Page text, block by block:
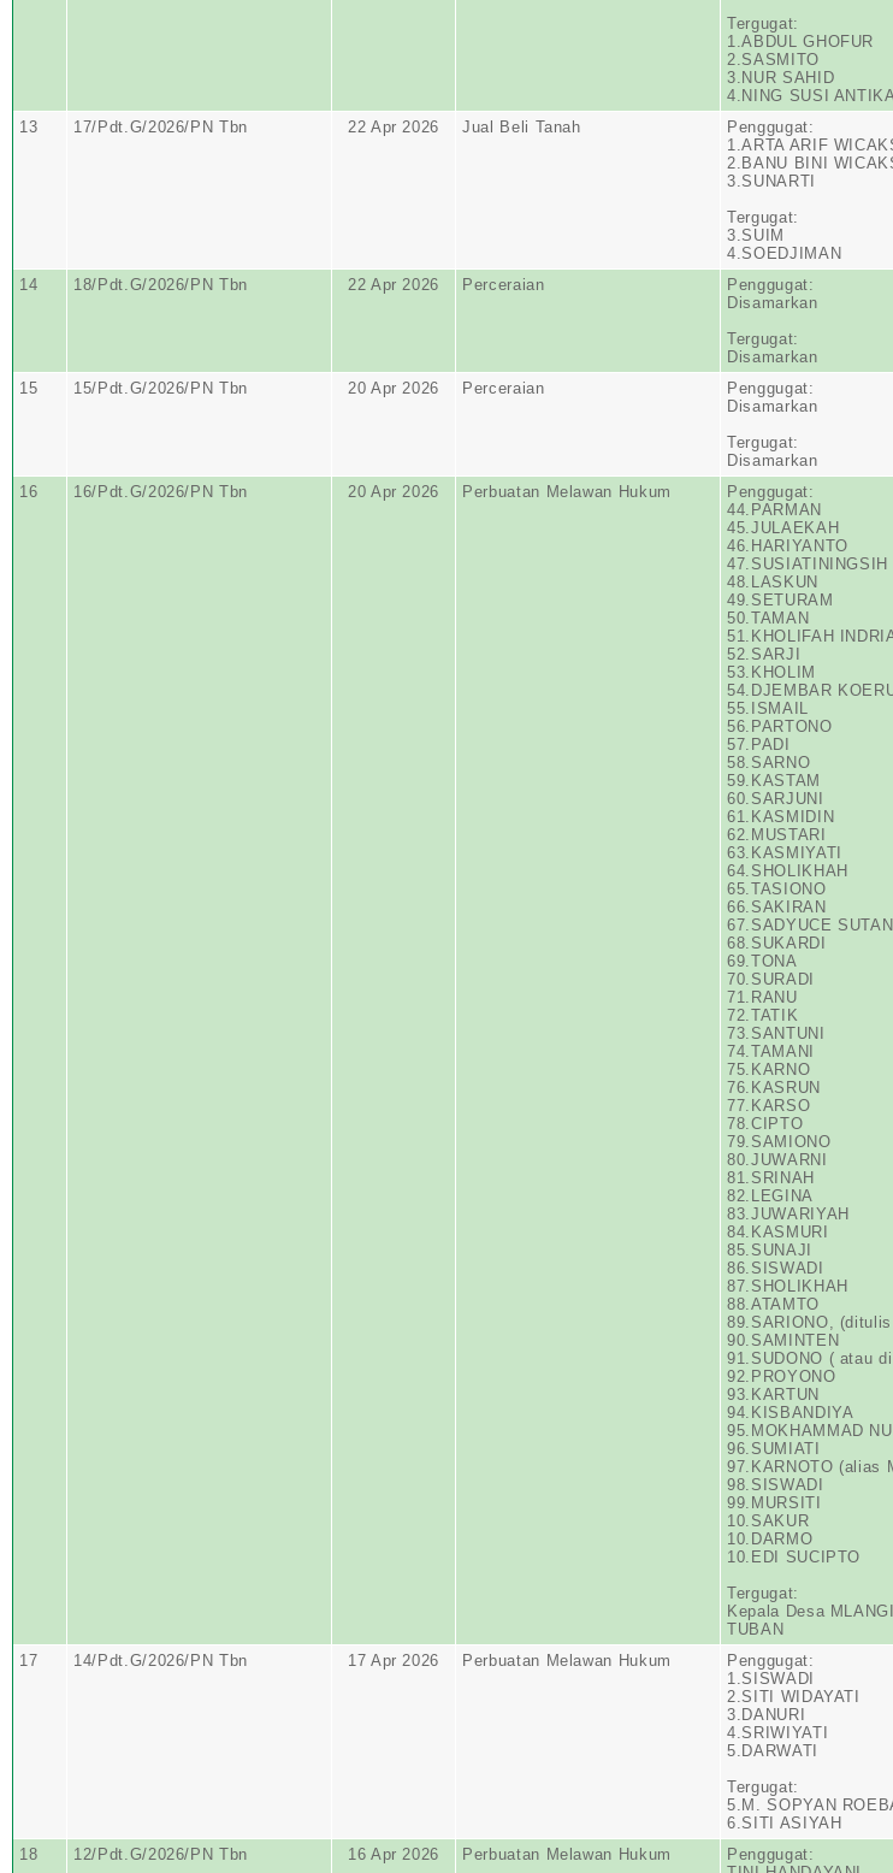
Tergugat:
1.ABDUL GHOFUR
2.SASMITO
3.NUR SAHID
4.NING SUSI
13 17/Pdt.G/2026/PN Tbn 22 Apr 2026 Jual Beli Tanah
Penggugat:
1.ARTA ARIF
2.BANU BINI
3.SUNARTI
Tergugat:
3.SUIM
4.SOEDJIMAN
14 18/Pdt.G/2026/PN Tbn 22 Apr 2026 Perceraian
Penggugat:
Disamarkan
Tergugat:
Disamarkan
15 15/Pdt.G/2026/PN Tbn 20 Apr 2026 Perceraian
Penggugat:
Disamarkan
Tergugat:
Disamarkan
16 16/Pdt.G/2026/PN Tbn 20 Apr 2026 Perbuatan Melawan Hukum
Penggugat:
44.PARMAN
45.JULAEKAH
46.HARIYANTO
47.SUSIATININGSIH
48.LASKUN
49.SETURAM
50.TAMAN
51.KHOLIFAH
52.SARJI
53.KHOLIM
54.DJEMBAR
55.ISMAIL
56.PARTONO
57.PADI
58.SARNO
59.KASTAM
60.SARJUNI
61.KASMIDIN
62.MUSTARI
63.KASMIYATI
64.SHOLIKHAH
65.TASIONO
66.SAKIRAN
67.SADYUCE
68.SUKARDI
69.TONA
70.SURADI
71.RANU
72.TATIK
73.SANTUNI
74.TAMANI
75.KARNO
76.KASRUN
77.KARSO
78.CIPTO
79.SAMIONO
80.JUWARNI
81.SRINAH
82.LEGINA
83.JUWARIYAH
84.KASMURI
85.SUNAJI
86.SISWADI
87.SHOLIKHAH
88.ATAMTO
89.SARIONO,
90.SAMINTEN
91.SUDONO ( atau
92.PROYONO
93.KARTUN
94.KISBANDIYA
95.MOKHAMMAD
96.SUMIATI
97.KARNOTO (alias
98.SISWADI
99.MURSITI
10.SAKUR
10.DARMO
10.EDI SUCIPTO
Tergugat:
Kepala Desa
TUBAN
17 14/Pdt.G/2026/PN Tbn 17 Apr 2026 Perbuatan Melawan Hukum
Penggugat:
1.SISWADI
2.SITI WIDAYATI
3.DANURI
4.SRIWIYATI
5.DARWATI
Tergugat:
5.M. SOPYAN
6.SITI ASIYAH
18 12/Pdt.G/2026/PN Tbn 16 Apr 2026 Perbuatan Melawan Hukum
Penggugat: